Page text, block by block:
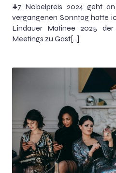
#7 Nobelpreis 2024 geht
vergangenen Sonntag hatte
Lindauer Matinee 2025
Meetings zu Gast[…]